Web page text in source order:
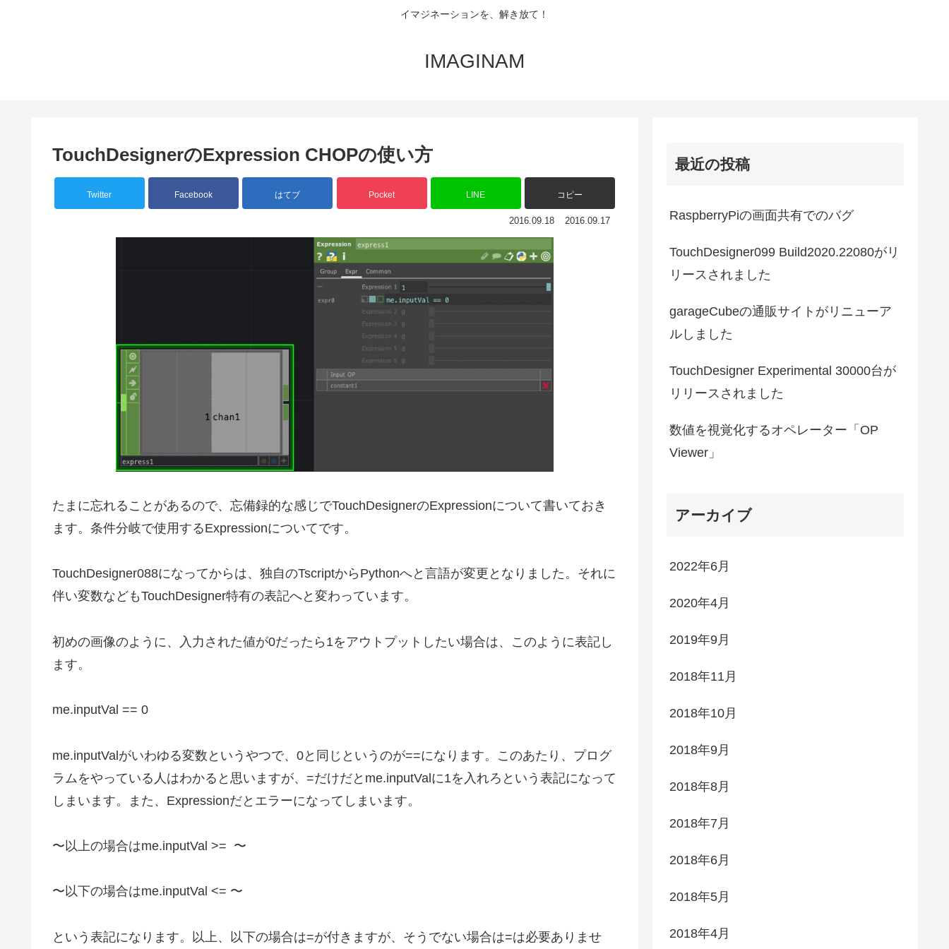
イマジネーションを、解き放て！
IMAGINAM
TouchDesignerのExpression CHOPの使い方
Twitter Facebook はてブ Pocket LINE コピー
2016.09.18 2016.09.17
たまに忘れることがあるので、忘備録的な感じでTouchDesignerのExpressionについて書いておき
ます。条件分岐で使用するExpressionについてです。
TouchDesigner088になってからは、独自のTscriptからPythonへと言語が変更となりました。それに
伴い変数などもTouchDesigner特有の表記へと変わっています。
初めの画像のように、入力された値が0だったら1をアウトプットしたい場合は、このように表記し
ます。
me.inputVal == 0
me.inputValがいわゆる変数というやつで、0と同じというのが==になります。このあたり、プログ
ラムをやっている人はわかると思いますが、=だけだとme.inputValに1を入れろという表記になって
しまいます。また、Expressionだとエラーになってしまいます。
〜以上の場合はme.inputVal >= 〜
〜以下の場合はme.inputVal <= 〜
という表記になります。以上、以下の場合は=が付きますが、そうでない場合は=は必要ありませ
最近の投稿
RaspberryPiの画面共有でのバグ
TouchDesigner099 Build2020.22080がリ
リースされました
garageCubeの通販サイトがリニューア
ルしました
TouchDesigner Experimental 30000台が
リリースされました
数値を視覚化するオペレーター「OP
Viewer」
アーカイブ
2022年6月
2020年4月
2019年9月
2018年11月
2018年10月
2018年9月
2018年8月
2018年7月
2018年6月
2018年5月
2018年4月